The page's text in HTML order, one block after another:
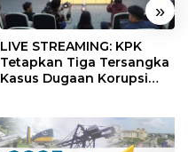
»
LIVE STREAMING: KPK
Tetapkan Tiga Tersangka
Kasus Dugaan Korupsi